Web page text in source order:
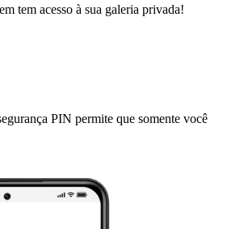
tem acesso à sua galeria privada!
PIN permite que somente você